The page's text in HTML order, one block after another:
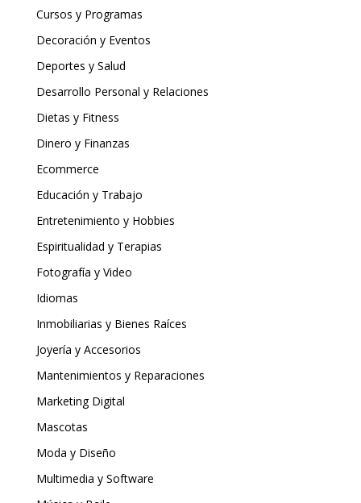
Cursos y Programas
Decoración y Eventos
Deportes y Salud
Desarrollo Personal y Relaciones
Dietas y Fitness
Dinero y Finanzas
Ecommerce
Educación y Trabajo
Entretenimiento y Hobbies
Espiritualidad y Terapias
Fotografía y Video
Idiomas
Inmobiliarias y Bienes Raíces
Joyería y Accesorios
Mantenimientos y Reparaciones
Marketing Digital
Mascotas
Moda y Diseño
Multimedia y Software